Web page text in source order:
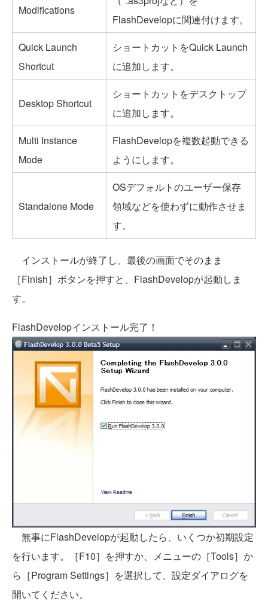
Modifications
FlashDevelopに関連付けます。
Quick Launch
Shortcut
ショートカットをQuick Launch
に追加します。
Desktop Shortcut
ショートカットをデスクトップ
に追加します。
Multi Instance
Mode
FlashDevelopを複数起動できる
ようにします。
Standalone Mode
OSデフォルトのユーザー保存
領域などを使わずに動作させま
す。
インストールが終了し、最後の画面でそのまま
［Finish］ボタンを押すと、FlashDevelopが起動しま
す。
FlashDevelopインストール完了！
無事にFlashDevelopが起動したら、いくつか初期設定
を行います。［F10］を押すか、メニューの［Tools］か
ら［Program Settings］を選択して、設定ダイアログを
開いてください。